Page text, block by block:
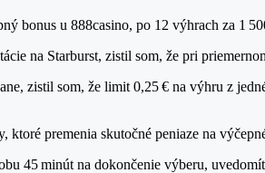
bonus u 888casino, po 12 výhrach za 1
na Starburst, zistil som, že pri
zistil som, že limit 0,25 € na výhru z
ktoré premenia skutočné peniaze na
45 minút na dokončenie výberu,